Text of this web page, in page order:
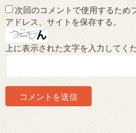
次回のコメントで使用するため
アドレス、サイトを保存する。
上に表示された文字を入力してくだ